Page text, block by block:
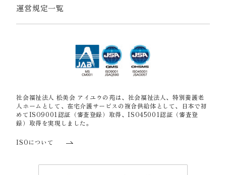
運営規定一覧
社会福祉法人 松美会 アイユウの苑は、社会福祉法人、特別養護老
人ホームとして、在宅介護サービスの複合供給体として、日本で初
めてISO9001認証（審査登録）取得、ISO45001認証（審査登
録）取得を実現しました。
ISOについて